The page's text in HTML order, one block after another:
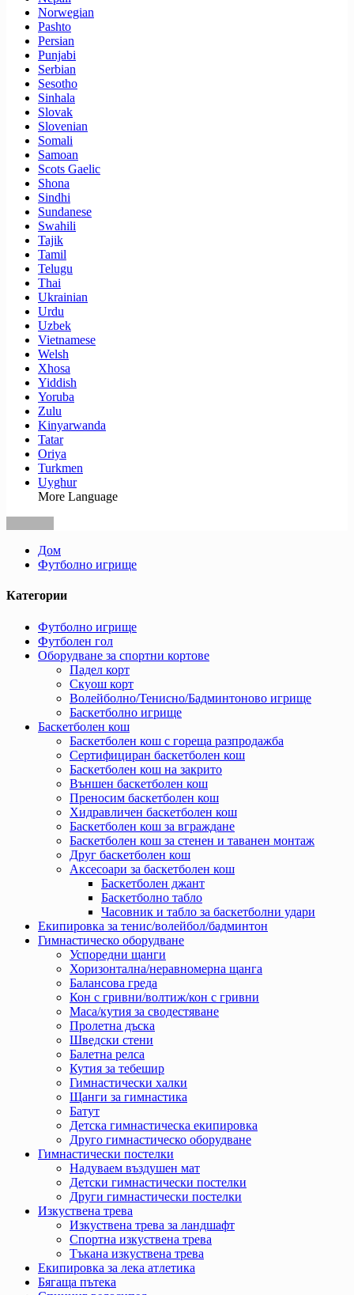
Norwegian
Pashto
Persian
Punjabi
Serbian
Sesotho
Sinhala
Slovak
Slovenian
Somali
Samoan
Scots Gaelic
Shona
Sindhi
Sundanese
Swahili
Tajik
Tamil
Telugu
Thai
Ukrainian
Urdu
Uzbek
Vietnamese
Welsh
Xhosa
Yiddish
Yoruba
Zulu
Kinyarwanda
Tatar
Oriya
Turkmen
Uyghur
More Language
Дом
Футболно игрище
Категории
Футболно игрище
Футболен гол
Оборудване за спортни кортове
Падел корт
Скуош корт
Волейболно/Тенисно/Бадминтоново игрище
Баскетболно игрище
Баскетболен кош
Баскетболен кош с гореща разпродажба
Сертифициран баскетболен кош
Баскетболен кош на закрито
Външен баскетболен кош
Преносим баскетболен кош
Хидравличен баскетболен кош
Баскетболен кош за вграждане
Баскетболен кош за стенен и таванен монтаж
Друг баскетболен кош
Аксесоари за баскетболен кош
Баскетболен джант
Баскетболно табло
Часовник и табло за баскетболни удари
Екипировка за тенис/волейбол/бадминтон
Гимнастическо оборудване
Успоредни щанги
Хоризонтална/неравномерна щанга
Балансова греда
Кон с гривни/волтиж/кон с гривни
Маса/кутия за сводестяване
Пролетна дъска
Шведски стени
Балетна релса
Кутия за тебешир
Гимнастически халки
Щанги за гимнастика
Батут
Детска гимнастическа екипировка
Друго гимнастическо оборудване
Гимнастически постелки
Надуваем въздушен мат
Детски гимнастически постелки
Други гимнастически постелки
Изкуствена трева
Изкуствена трева за ландшафт
Спортна изкуствена трева
Тъкана изкуствена трева
Екипировка за лека атлетика
Бягаща пътека